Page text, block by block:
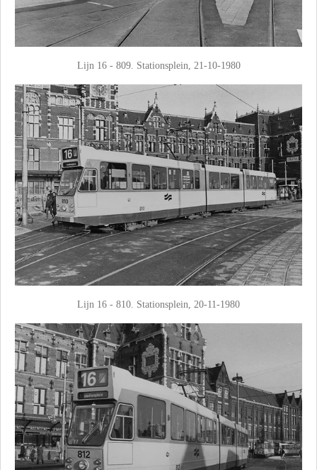
Lijn 16 - 809. Stationsplein, 21-10-1980
Lijn 16 - 810. Stationsplein, 20-11-1980